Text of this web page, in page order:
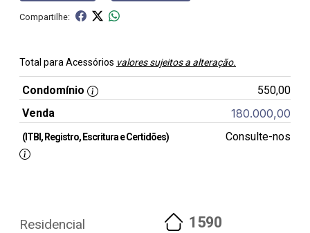
Compartilhe:
Total para Acessórios valores sujeitos a alteração.
Condomínio
550,00
Venda
180.000,00
(ITBI, Registro, Escritura e Certidões) Consulte-nos
Residencial 1590